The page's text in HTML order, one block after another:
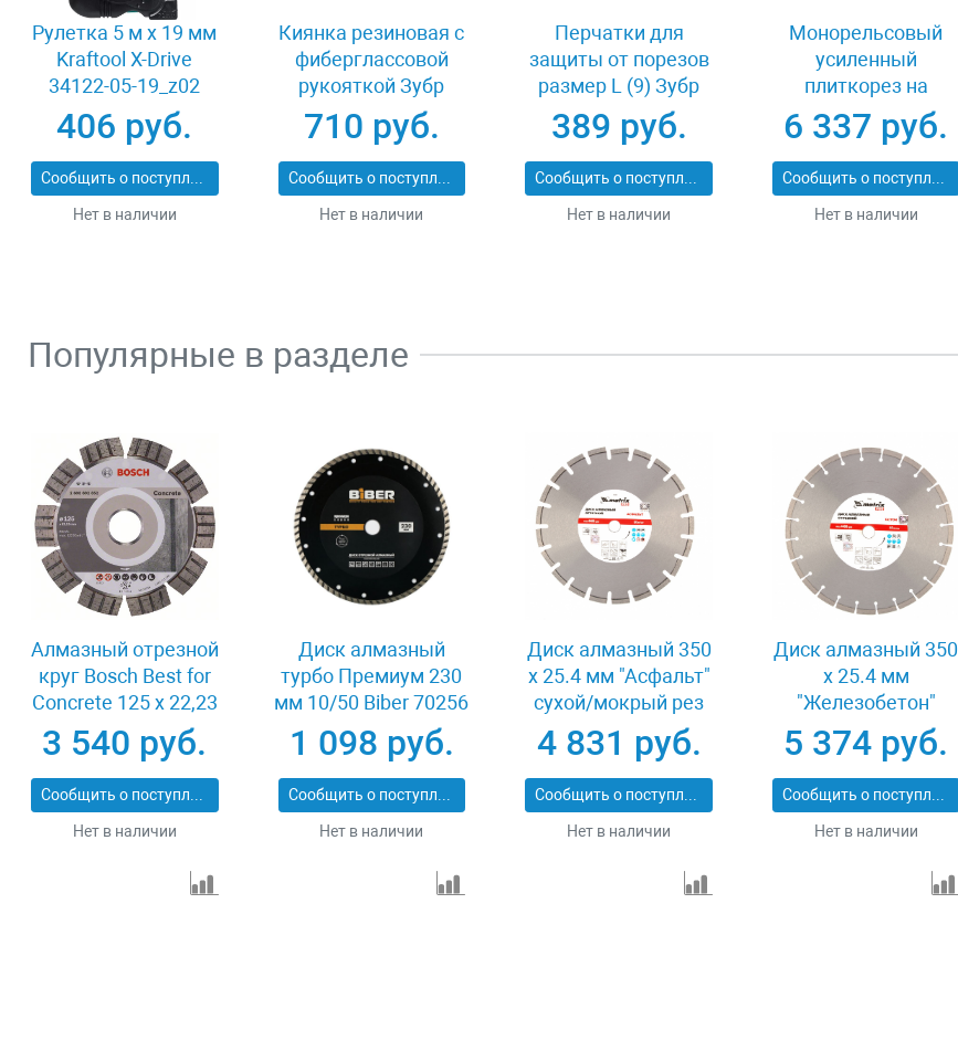
Рулетка 5 м x 19 мм
Kraftool X-Drive
34122-05-19_z02
406 руб.
Сообщить о поступлении
Нет в наличии
Киянка резиновая с
фиберглассовой
рукояткой Зубр
ПРОФИ 20531-
450_z02
710 руб.
Сообщить о поступлении
Нет в наличии
Перчатки для
защиты от порезов
размер L (9) Зубр
11277-L
389 руб.
Сообщить о поступлении
Нет в наличии
Монорельсовый
усиленный
плиткорез на
подшипниках 500 мм
Зубр ПРОФИ 33193-
50_z01
6 337 руб.
Сообщить о поступлении
Нет в наличии
Популярные в разделе
Алмазный отрезной
круг Bosch Best for
Concrete 125 x 22,23
x 2,2 x 12 mm
3 540 руб.
Сообщить о поступлении
Нет в наличии
Диск алмазный
турбо Премиум 230
мм 10/50 Biber 70256
1 098 руб.
Сообщить о поступлении
Нет в наличии
Диск алмазный 350
х 25.4 мм "Асфальт"
сухой/мокрый рез
Pro Matrix 731073
4 831 руб.
Сообщить о поступлении
Нет в наличии
Диск алмазный 350
х 25.4 мм
"Железобетон"
сухой/мокрый рез
Pro Matrix 731103
5 374 руб.
Сообщить о поступлении
Нет в наличии